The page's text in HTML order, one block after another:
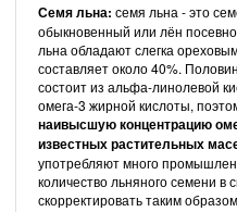
Семя льна: семя льна - это
обыкновенный или лён
льна обладают слегка
составляет около 40%.
состоит из альфа-линолевой
омега-3 жирной кислоты,
наивысшую концентрацию
известных растительных
употребляют много
количество льняного семени в
скорректировать таким